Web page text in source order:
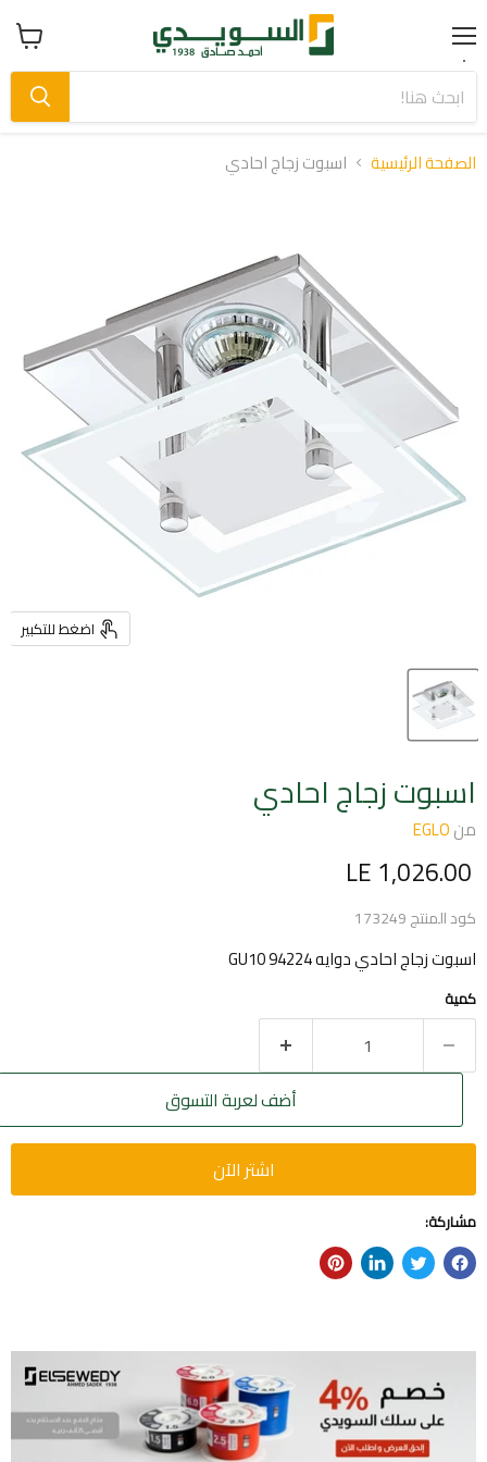
Menu عرض
سلة
الصفحة الرئيسية اسبوت زجاج احادي
اضغط للتكبير
اسبوت زجاج احادي
منEGLO
السعر الحالي
LE 1,026.00
كود المنتج173249
اسبوت زجاج احادي دوايه GU10 94224
كمية
أضف لعربة التسوق
اشتر الآن
مشاركة: